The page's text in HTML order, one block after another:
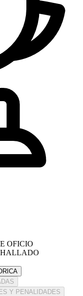
OFICIO
Y PENALIDADES